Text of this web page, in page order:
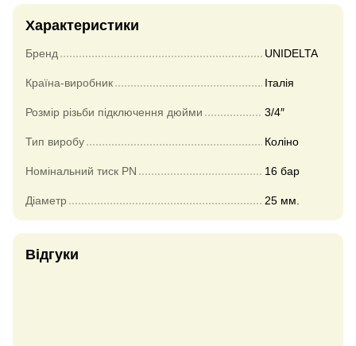
Характеристики
Бренд UNIDELTA
Країна-виробник Італія
Розмір різьби підключення дюйми 3/4″
Тип виробу Коліно
Номінальний тиск PN 16 бар
Діаметр 25 мм.
Відгуки